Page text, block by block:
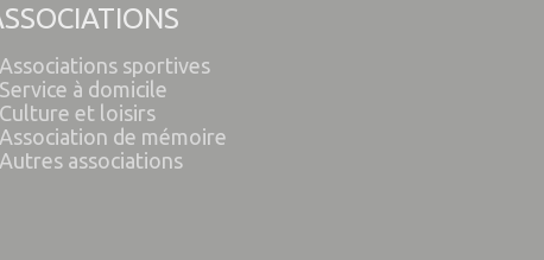
Associations sportives
Service à domicile
Culture et loisirs
Association de mémoire
Autres associations